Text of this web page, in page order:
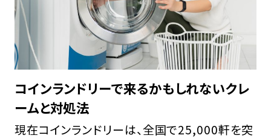
コインランドリーで来るかもしれないクレ
ームと対処法
現在コインランドリーは、全国で25,000軒を突